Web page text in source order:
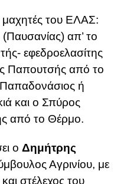
του ΕΛΑΣ:
απ’ το
εφεδροελασίτης
Παπουτσής από το
ή
και ο Σπύρος
από το Θέρμο.
ο Δημήτρης
Αγρινίου, με
στέλεχος του